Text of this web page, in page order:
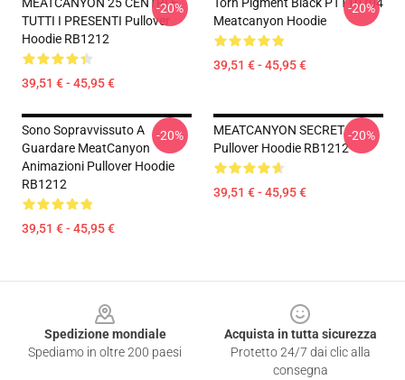
TUTTI I PRESENTI Pullover
Hoodie RB1212
39,51 € - 45,95 €
-20%
Meatcanyon Hoodie
39,51 € - 45,95 €
-20%
Sono Sopravvissuto A
Guardare MeatCanyon
Animazioni Pullover Hoodie
RB1212
39,51 € - 45,95 €
-20%
MEATCANYON SECRET
Pullover Hoodie RB1212
39,51 € - 45,95 €
-20%
Spedizione mondiale
Spediamo in oltre 200 paesi
Acquista in tutta sicurezza
Protetto 24/7 dai clic alla
consegna